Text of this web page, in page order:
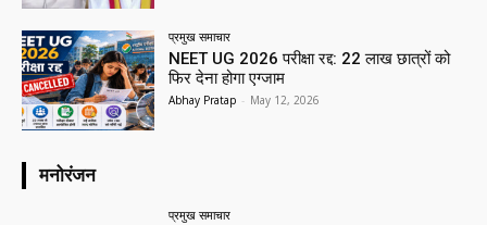
प्रमुख समाचार‎
NEET UG 2026 परीक्षा रद्द: 22 लाख छात्रों को
फिर देना होगा एग्जाम
Abhay Pratap - May 12, 2026
मनोरंजन
प्रमुख समाचार‎